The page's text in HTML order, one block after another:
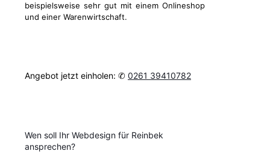
beispielsweise sehr gut mit einem Onlineshop
und einer Warenwirtschaft.
Angebot jetzt einholen: ✆ 0261 39410782
Wen soll Ihr Webdesign für Reinbek
ansprechen?